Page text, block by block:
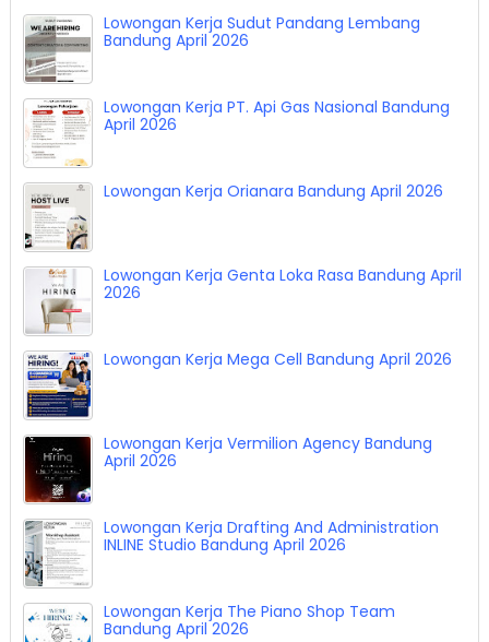
Lowongan Kerja Sudut Pandang Lembang
Bandung April 2026
Lowongan Kerja PT. Api Gas Nasional Bandung
April 2026
Lowongan Kerja Orianara Bandung April 2026
Lowongan Kerja Genta Loka Rasa Bandung April
2026
Lowongan Kerja Mega Cell Bandung April 2026
Lowongan Kerja Vermilion Agency Bandung
April 2026
Lowongan Kerja Drafting And Administration
INLINE Studio Bandung April 2026
Lowongan Kerja The Piano Shop Team
Bandung April 2026